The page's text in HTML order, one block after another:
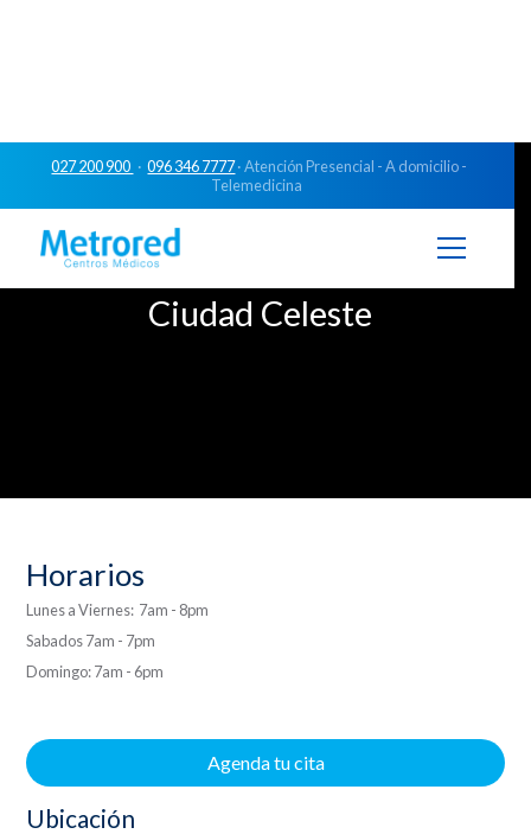
027 200 900 ·096 346 7777· Atención Presencial - A domicilio -
Telemedicina
Ciudad Celeste
Horarios
Lunes a Viernes: 7am - 8pm
Sabados 7am - 7pm
Domingo: 7am - 6pm
Agenda tu cita
Ubicación